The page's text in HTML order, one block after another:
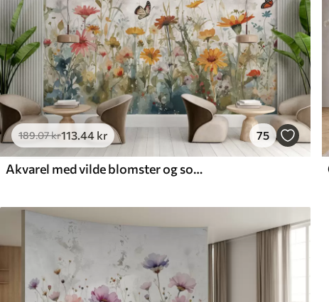
189.07kr113.44 kr 75
Akvarel med vilde blomster og sommerfugle